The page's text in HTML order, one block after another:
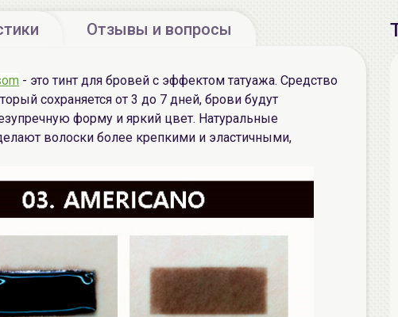
Отзывы и вопросы
- это тинт для бровей с эффектом татуажа. Средство
сохраняется от 3 до 7 дней, брови будут
форму и яркий цвет. Натуральные
волоски более крепкими и эластичными,